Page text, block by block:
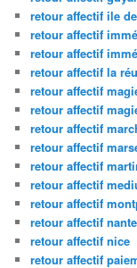
retour affectif ile
retour affectif
retour affectif
retour affectif la
retour affectif
retour affectif
retour affectif
retour affectif
retour affectif
retour affectif
retour affectif
retour affectif
retour affectif nice
retour affectif